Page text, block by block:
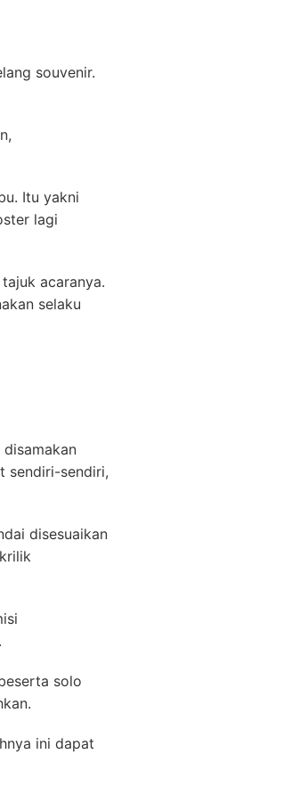
souvenir.
Itu yakni
lagi
acaranya.
selaku
sendiri-sendiri,
disesuaikan
solo
ini dapat